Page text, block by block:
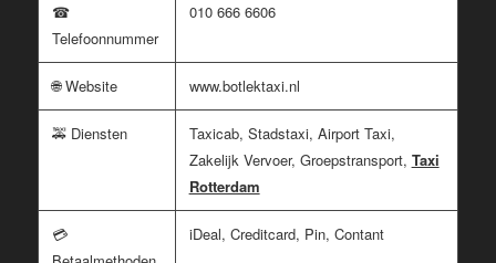
☎
Telefoonnummer
010 666 6606
🌐 Website www.botlektaxi.nl
🚕 Diensten
Taxicab, Stadstaxi, Airport Taxi,
Zakelijk Vervoer, Groepstransport, Taxi
Rotterdam
💳
iDeal, Creditcard, Pin, Contant